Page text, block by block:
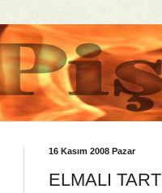
16 Kasım 2008 Pazar
ELMALI TART